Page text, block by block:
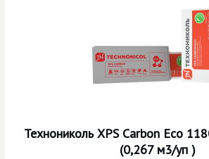
Технониколь XPS Carbon Eco
(0,267 м3/уп )